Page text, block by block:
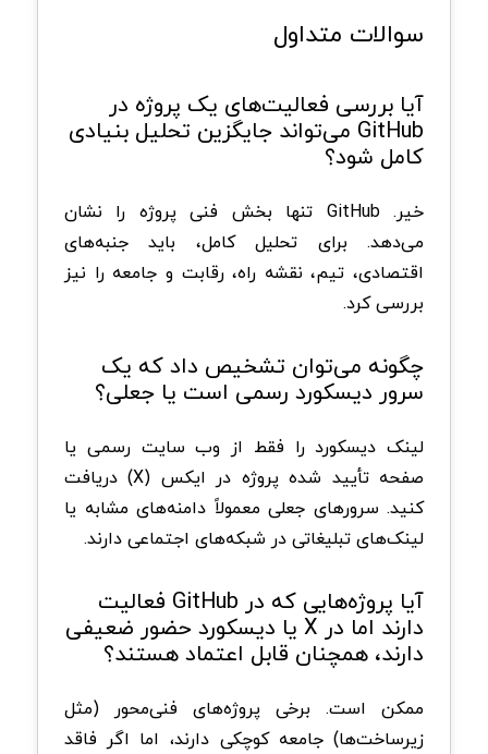
سوالات متداول
آیا بررسی فعالیت‌های یک پروژه در
GitHub می‌تواند جایگزین تحلیل بنیادی
کامل شود؟
خیر. GitHub تنها بخش فنی پروژه را نشان
می‌دهد. برای تحلیل کامل، باید جنبه‌های
اقتصادی، تیم، نقشه راه، رقابت و جامعه را نیز
بررسی کرد.
چگونه می‌توان تشخیص داد که یک
سرور دیسکورد رسمی است یا جعلی؟
لینک دیسکورد را فقط از وب سایت رسمی یا
صفحه تأیید شده پروژه در ایکس (X) دریافت
کنید. سرورهای جعلی معمولاً دامنه‌های مشابه یا
لینک‌های تبلیغاتی در شبکه‌های اجتماعی دارند.
آیا پروژه‌هایی که در GitHub فعالیت
دارند اما در X یا دیسکورد حضور ضعیفی
دارند، همچنان قابل اعتماد هستند؟
ممکن است. برخی پروژه‌های فنی‌محور (مثل
زیرساخت‌ها) جامعه کوچکی دارند، اما اگر فاقد